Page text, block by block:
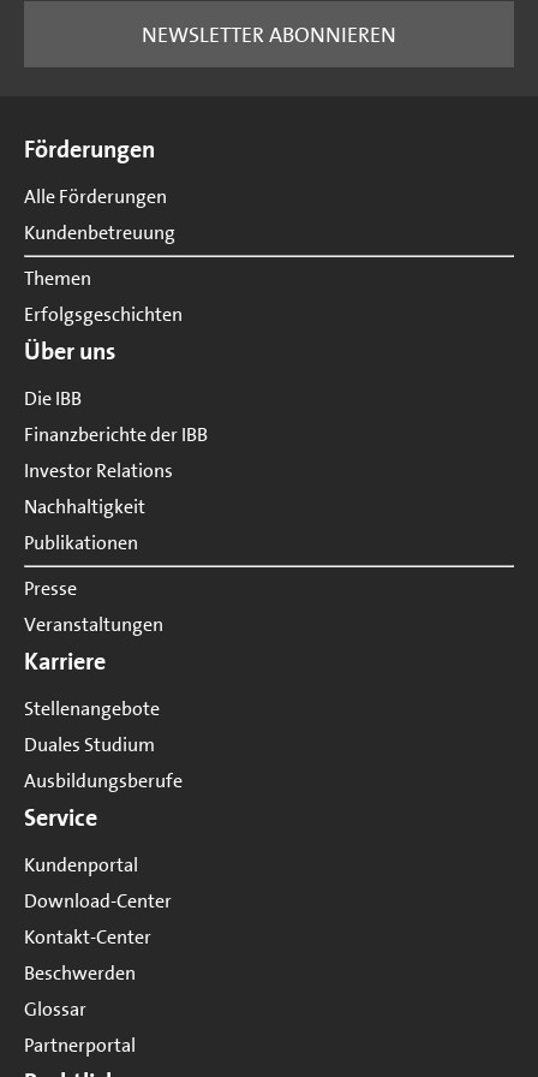
NEWSLETTER ABONNIEREN
Förderungen
Alle Förderungen
Kundenbetreuung
Themen
Erfolgsgeschichten
Über uns
Die IBB
Finanzberichte der IBB
Investor Relations
Nachhaltigkeit
Publikationen
Presse
Veranstaltungen
Karriere
Stellenangebote
Duales Studium
Ausbildungsberufe
Service
Kundenportal
Download-Center
Kontakt-Center
Beschwerden
Glossar
Partnerportal